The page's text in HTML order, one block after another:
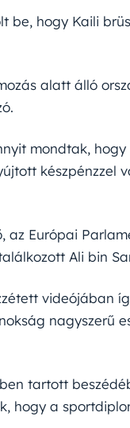
be, hogy Kaili
alatt álló
mondtak,
az Európai
Ali bin
videójában
nagyszerű
tartott
hogy a